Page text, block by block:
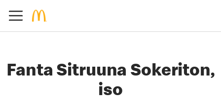
Fanta Sitruuna Sokeriton,
iso